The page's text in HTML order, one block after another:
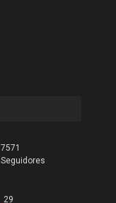
7571
Seguidores
29